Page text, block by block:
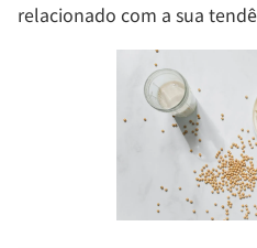
relacionado com a sua